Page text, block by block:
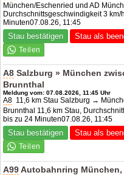
München/Eschenried und AD
Durchschnittsgeschwindigkeit 3
Minuten07.08.26, 11:45
Stau bestätigen Stau als
A8 Salzburg » München
Brunnthal
Meldung vom: 07.08.2026, 11:45 Uhr
A8 11,6 km Stau Salzburg →
Brunnthal 11,6 km Stau,
bis zu 24 Minuten07.08.26, 11:45
Stau bestätigen Stau als
A99Autobahnring